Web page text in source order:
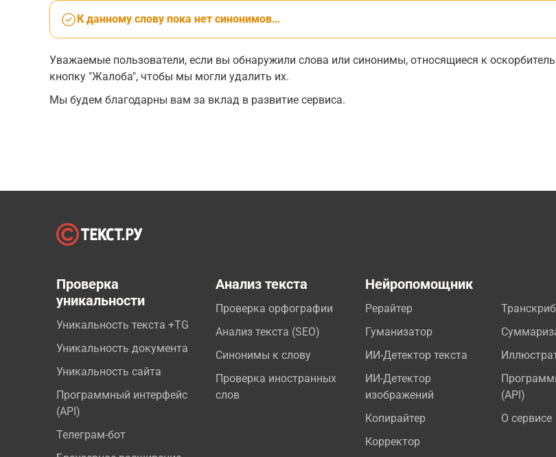
К данному слову пока нет синонимов…
Уважаемые пользователи, если вы обнаружили слова или синонимы, относящиеся к
кнопку "Жалоба", чтобы мы могли удалить их.
Мы будем благодарны вам за вклад в развитие сервиса.
Проверка
уникальности
Уникальность текста +TG
Уникальность документа
Уникальность сайта
Программный интерфейс
(API)
Телеграм-бот
Анализ текста
Проверка орфографии
Анализ текста (SEO)
Синонимы к слову
Проверка иностранных
слов
Нейропомощник
Рерайтер
Гуманизатор
ИИ-Детектор текста
ИИ-Детектор
изображений
Копирайтер
Корректор
(API)
О сервисе